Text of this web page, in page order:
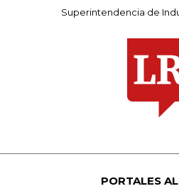
Superintendencia de
PORTALES